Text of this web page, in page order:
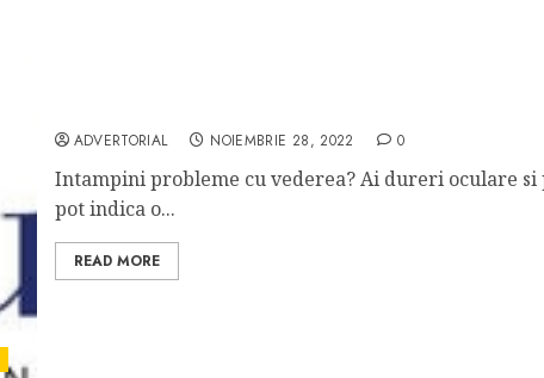
ADVERTORIAL NOIEMBRIE 28, 2022 0
Intampini probleme cu vederea? Ai dureri oculare
pot indica o...
READ MORE